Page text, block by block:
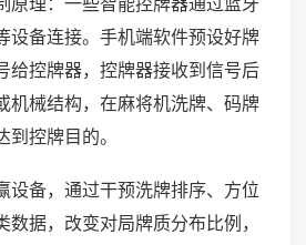
设备连接。手机端软件预设好牌
给控牌器，控牌器接收到信号后
机械结构，在麻将机洗牌、码牌
控牌目的。
设备，通过干预洗牌排序、方位
数据，改变对局牌质分布比例，